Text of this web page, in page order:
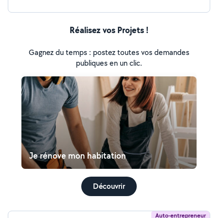
Réalisez vos Projets !
Gagnez du temps : postez toutes vos demandes
publiques en un clic.
Je rénove mon habitation
Découvrir
Auto-entrepreneur